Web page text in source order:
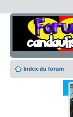
Index du forum